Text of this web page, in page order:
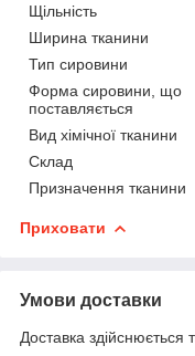
Щільність
Ширина тканини
Тип сировини
Форма сировини, що
поставляється
Вид хімічної тканини
Склад
Призначення тканини
Приховати
Умови доставки
Доставка здійснюється